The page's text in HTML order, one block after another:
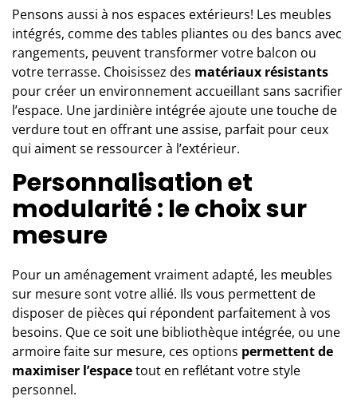
Pensons aussi à nos espaces extérieurs! Les meubles
intégrés, comme des tables pliantes ou des bancs avec
rangements, peuvent transformer votre balcon ou
votre terrasse. Choisissez des matériaux résistants
pour créer un environnement accueillant sans sacrifier
l’espace. Une jardinière intégrée ajoute une touche de
verdure tout en offrant une assise, parfait pour ceux
qui aiment se ressourcer à l’extérieur.
Personnalisation et
modularité : le choix sur
mesure
Pour un aménagement vraiment adapté, les meubles
sur mesure sont votre allié. Ils vous permettent de
disposer de pièces qui répondent parfaitement à vos
besoins. Que ce soit une bibliothèque intégrée, ou une
armoire faite sur mesure, ces options permettent de
maximiser l’espacetout en reflétant votre style
personnel.